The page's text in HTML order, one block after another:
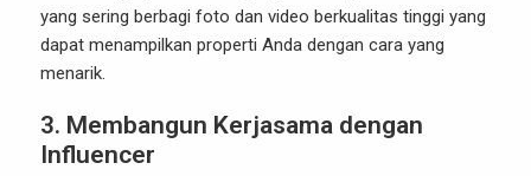
yang sering berbagi foto dan video berkualitas tinggi yang
dapat menampilkan properti Anda dengan cara yang
menarik.
3. Membangun Kerjasama dengan
Influencer